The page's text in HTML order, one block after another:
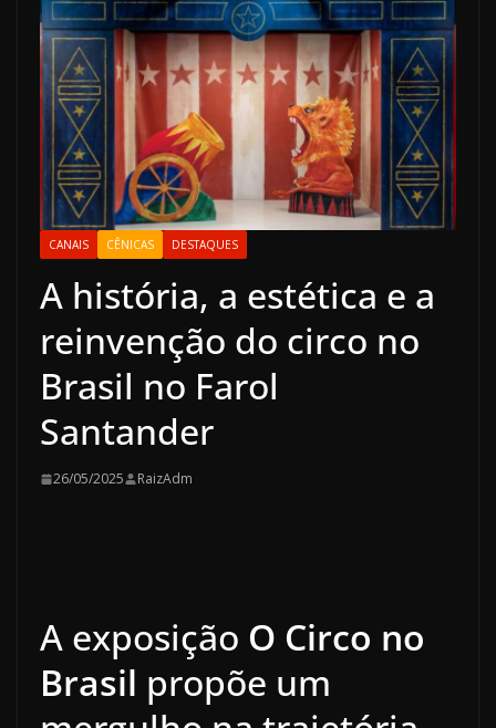
CANAIS CÊNICAS DESTAQUES
A história, a estética e a
reinvenção do circo no
Brasil no Farol
Santander
26/05/2025 RaizAdm
A exposição O Circo no
Brasil propõe um